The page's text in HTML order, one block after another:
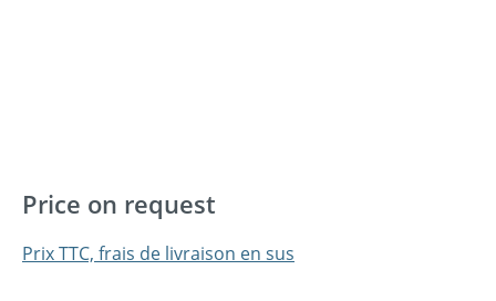
Price on request
Prix TTC, frais de livraison en sus